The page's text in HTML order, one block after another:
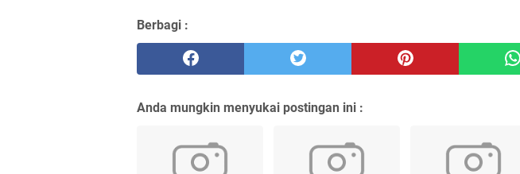
Berbagi :
Anda mungkin menyukai postingan ini :